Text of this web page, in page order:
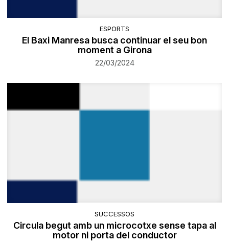
ESPORTS
El Baxi Manresa busca continuar el seu bon
moment a Girona
22/03/2024
SUCCESSOS
Circula begut amb un microcotxe sense tapa al
motor ni porta del conductor